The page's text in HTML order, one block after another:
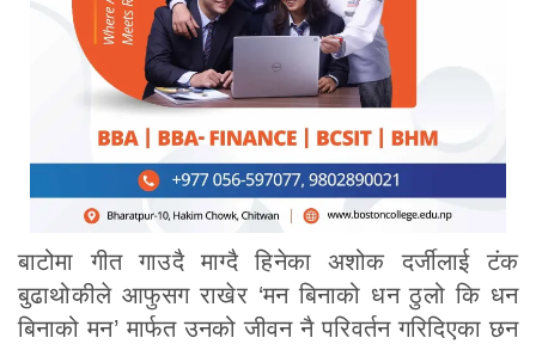
बाटोमा गीत गाउदै माग्दै हिनेका अशोक दर्जीलाई टंक
बुढाथोकीले आफुसग राखेर ‘मन बिनाको धन ठुलो कि धन
बिनाको मन’ मार्फत उनको जीवन नै परिवर्तन गरिदिएका छन